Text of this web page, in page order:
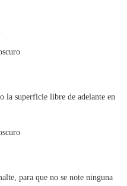
la superficie libre de adelante en
para que no se note ninguna